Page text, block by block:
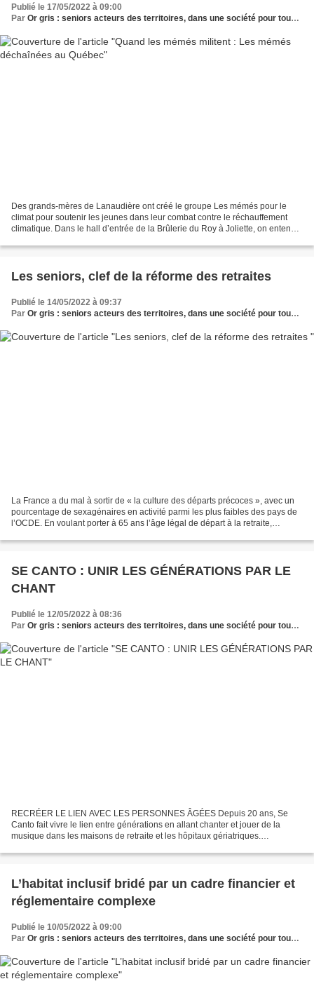
Publié le 17/05/2022 à 09:00
Par Or gris : seniors acteurs des territoires, dans une société pour tous les âges
Des grands-mères de Lanaudière ont créé le groupe Les mémés pour le
climat pour soutenir les jeunes dans leur combat contre le réchauffement
climatique. Dans le hall d’entrée de la Brûlerie du Roy à Joliette, on entend
Les seniors, clef de la réforme des retraites
Publié le 14/05/2022 à 09:37
Par Or gris : seniors acteurs des territoires, dans une société pour tous les âges
La France a du mal à sortir de « la culture des départs précoces », avec un
pourcentage de sexagénaires en activité parmi les plus faibles des pays de
l’OCDE. En voulant porter à 65 ans l’âge légal de départ à la retraite,
SE CANTO : UNIR LES GÉNÉRATIONS PAR LE
CHANT
Publié le 12/05/2022 à 08:36
Par Or gris : seniors acteurs des territoires, dans une société pour tous les âges
RECRÉER LE LIEN AVEC LES PERSONNES ÂGÉES Depuis 20 ans, Se
Canto fait vivre le lien entre générations en allant chanter et jouer de la
musique dans les maisons de retraite et les hôpitaux gériatriques.
L’habitat inclusif bridé par un cadre financier et
réglementaire complexe
Publié le 10/05/2022 à 09:00
Par Or gris : seniors acteurs des territoires, dans une société pour tous les âges